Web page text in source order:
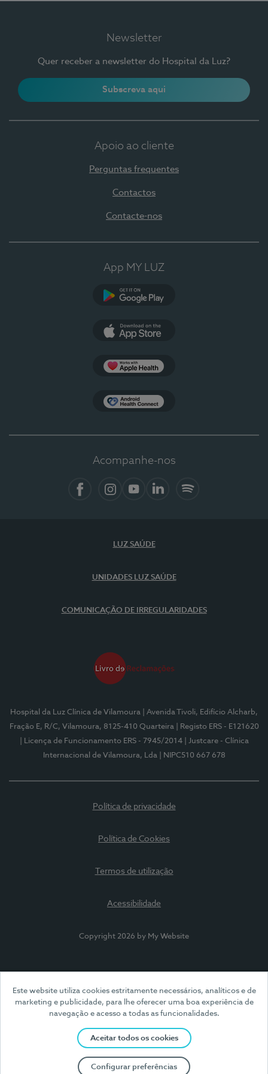
Este website utiliza cookies estritamente necessários, analíticos e de
marketing e publicidade, para lhe oferecer uma boa experiência de
navegação e acesso a todas as funcionalidades.
Aceitar todos os cookies
Configurar preferências
Newsletter
Quer receber a newsletter do Hospital da Luz?
Subscreva aqui
Apoio ao cliente
Perguntas frequentes
Contactos
Contacte-nos
App MY LUZ
Acompanhe-nos
LUZ SAÚDE
UNIDADES LUZ SAÚDE
COMUNICAÇÃO DE IRREGULARIDADES
Hospital da Luz Clínica de Vilamoura
| Avenida Tivoli, Edifício Alcharb,
Fração E, R/C, Vilamoura, 8125-410 Quarteira
| Registo ERS - E121620
| Licença de Funcionamento ERS - 7945/2014
| Justcare - Clínica
Internacional de Vilamoura, Lda
| NIPC510 667 678
Política de privacidade
Política de Cookies
Termos de utilização
Acessibilidade
Copyright 2026 by My Website